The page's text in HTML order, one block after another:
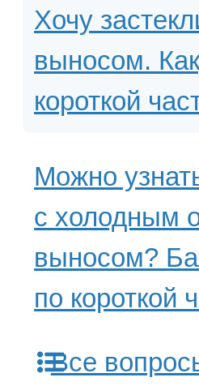
Хочу
выносом.
короткой
Можно
с холодным
выносом?
по короткой
Все